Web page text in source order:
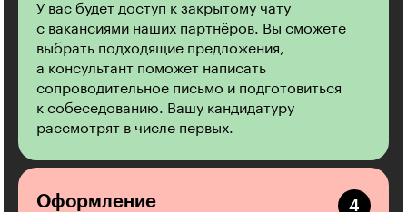
У вас будет доступ к закрытому чату
с вакансиями наших партнёров. Вы сможете
выбрать подходящие предложения,
а консультант поможет написать
сопроводительное письмо и подготовиться
к собеседованию. Вашу кандидатуру
рассмотрят в числе первых.
Оформление